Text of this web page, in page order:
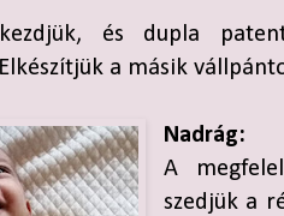
és dupla
a másik
Nadrág:
A
szedjük a